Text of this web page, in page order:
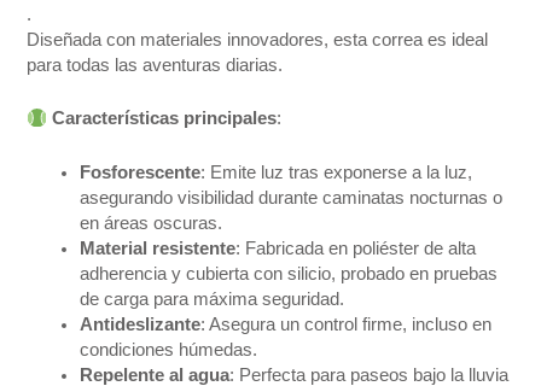
.
Diseñada con materiales innovadores, esta correa es ideal
para todas las aventuras diarias.
Características principales:
Fosforescente: Emite luz tras exponerse a la luz,
asegurando visibilidad durante caminatas nocturnas o
en áreas oscuras.
Material resistente: Fabricada en poliéster de alta
adherencia y cubierta con silicio, probado en pruebas
de carga para máxima seguridad.
Antideslizante: Asegura un control firme, incluso en
condiciones húmedas.
Repelente al agua: Perfecta para paseos bajo la lluvia